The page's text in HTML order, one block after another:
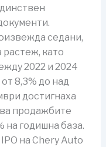
седани,
растеж, като
2022 и 2024
8,3% до над
достигнаха
продажбите
на годишна база.
на Chery Auto